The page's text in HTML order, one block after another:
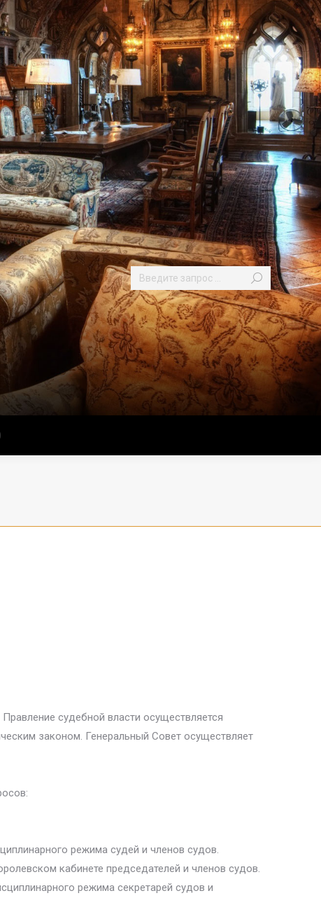
судебной власти осуществляется
законом. Генеральный Совет осуществляет
режима судей и членов судов.
кабинете председателей и членов судов.
режима секретарей судов и